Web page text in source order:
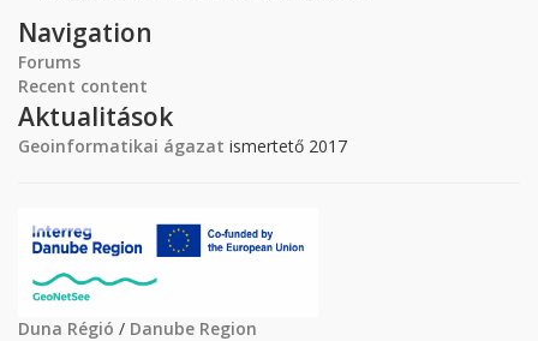
Navigation
Forums
Recent content
Aktualitások
Geoinformatikai ágazat ismertető 2017
Duna Régió / Danube Region